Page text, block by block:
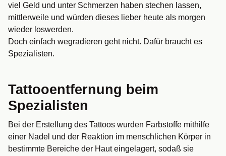
viel Geld und unter Schmerzen haben stechen lassen,
mittlerweile und würden dieses lieber heute als morgen
wieder loswerden.
Doch einfach wegradieren geht nicht. Dafür braucht es
Spezialisten.
Tattooentfernung beim
Spezialisten
Bei der Erstellung des Tattoos wurden Farbstoffe mithilfe
einer Nadel und der Reaktion im menschlichen Körper in
bestimmte Bereiche der Haut eingelagert, sodaß sie